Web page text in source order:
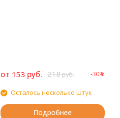
от 153 руб. 218руб. -30%
Осталось несколько штук
Подробнее